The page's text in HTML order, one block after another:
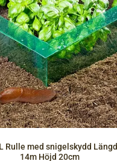
Rulle med snigelskydd Längd
14m Höjd 20cm